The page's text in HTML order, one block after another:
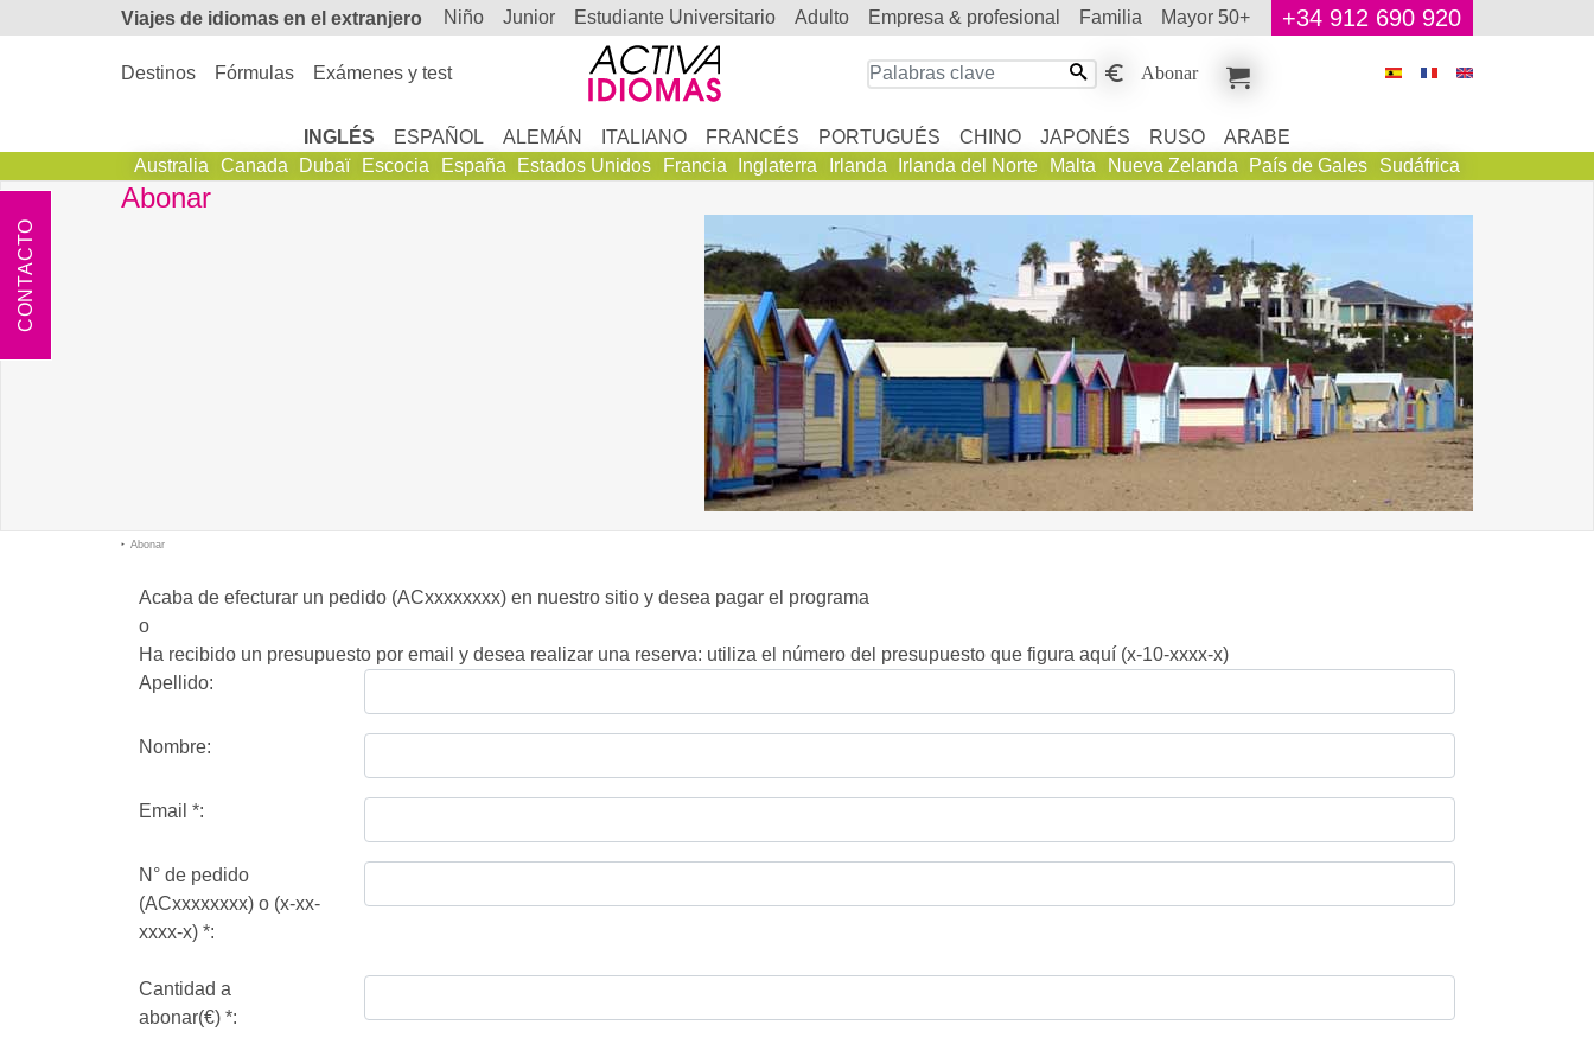
Viajes de idiomas en el extranjero niño junior estudiante Universitario adulto empresa & profesional familia mayor 50+ +34 912 690 920
Destinos Fórmulas Exámenes y test Abonar
INGLÉS ESPAÑOL ALEMÁN ITALIANO FRANCÉS PORTUGUÉS CHINO JAPONÉS RUSO
ARABE
Australia
Canada Dubaï Escocia España Estados Unidos Francia Inglaterra Irlanda Irlanda del Norte Malta Nueva Zelanda País de Gales Sudáfrica
Abonar
Abonar
Acaba de efecturar un pedido (ACxxxxxxxx) en nuestro sitio y desea pagar el programa
o
Ha recibido un presupuesto por email y desea realizar una reserva: utiliza el número del presupuesto que figura aquí (x-10-xxxx-x)
Apellido:
Nombre:
Email *:
N° de pedido
(ACxxxxxxxx) o (x-xx-
xxxx-x) *:
Cantidad a
abonar(€) *:
CONTACTO